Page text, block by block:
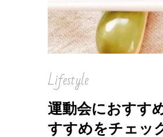
Lifestyle
運動会におすす
すすめをチェッ